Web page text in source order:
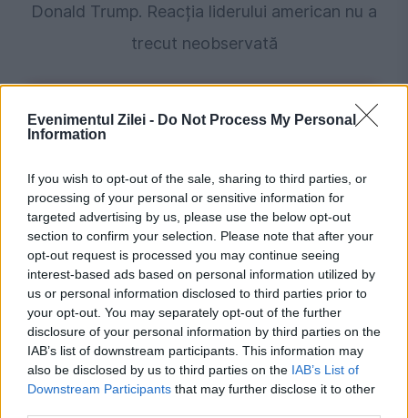
Evenimentul Zilei - Do Not Process My Personal
Information
If you wish to opt-out of the sale, sharing to third parties, or
processing of your personal or sensitive information for
targeted advertising by us, please use the below opt-out
section to confirm your selection. Please note that after your
opt-out request is processed you may continue seeing
interest-based ads based on personal information utilized by
us or personal information disclosed to third parties prior to
your opt-out. You may separately opt-out of the further
disclosure of your personal information by third parties on the
IAB’s list of downstream participants. This information may
also be disclosed by us to third parties on the IAB’s List of
Downstream Participants that may further disclose it to other
Donald Trump. Reacția liderului american nu a
trecut neobservată
PSD cere activarea mecanismului european
de urgență pentru energie și susține
menținerea centralelor pe cărbune. Critici la
adresa lui Bolojan